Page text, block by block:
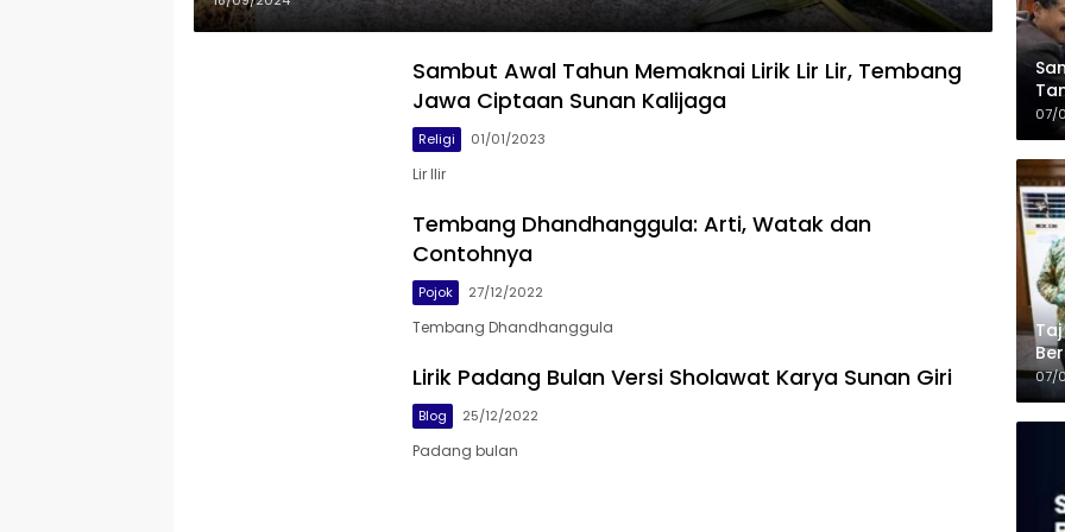
Sambut Awal Tahun Memaknai Lirik Lir Lir, Tembang
Jawa Ciptaan Sunan Kalijaga
Religi 01/01/2023
Lir Ilir
Tembang Dhandhanggula: Arti, Watak dan
Contohnya
Pojok 27/12/2022
Tembang Dhandhanggula
Lirik Padang Bulan Versi Sholawat Karya Sunan Giri
Blog 25/12/2022
Padang bulan
07/
07/